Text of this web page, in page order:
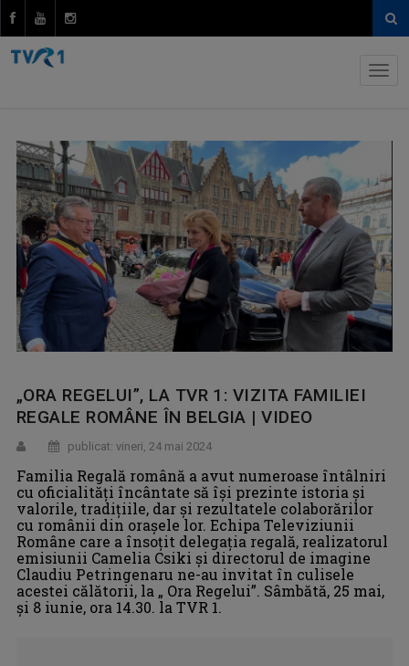
„ORA REGELUI”, LA TVR 1: VIZITA FAMILIEI
REGALE ROMÂNE ÎN BELGIA | VIDEO
publicat: vineri, 24 mai 2024
Familia Regală română a avut numeroase întâlniri
cu oficialități încântate să își prezinte istoria și
valorile, tradițiile, dar și rezultatele colaborărilor
cu românii din orașele lor. Echipa Televiziunii
Române care a însoțit delegația regală, realizatorul
emisiunii Camelia Csiki și directorul de imagine
Claudiu Petringenaru ne-au invitat în culisele
acestei călătorii, la „ Ora Regelui”. Sâmbătă, 25 mai,
şi 8 iunie, ora 14.30. la TVR 1.